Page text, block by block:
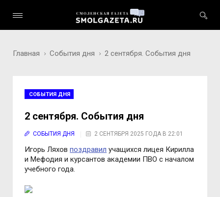
Главная События дня 2 сентября. События дня
СОБЫТИЯ ДНЯ
2 сентября. События дня
СОБЫТИЯ ДНЯ 2 СЕНТЯБРЯ 2025 ГОДА В 22:01
Игорь Ляховпоздравил учащихся лицея Кирилла
и Мефодия и курсантов академии ПВО с началом
учебного года.